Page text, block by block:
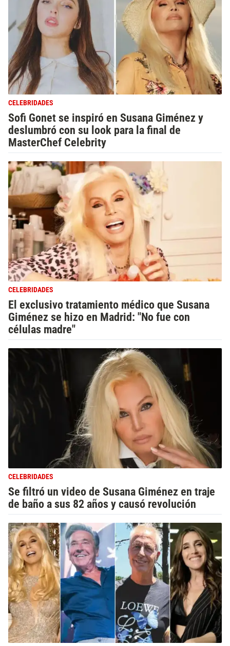
CELEBRIDADES
Sofi Gonet se inspiró en Susana Giménez y
deslumbró con su look para la final de
MasterChef Celebrity
CELEBRIDADES
El exclusivo tratamiento médico que Susana
Giménez se hizo en Madrid: "No fue con
células madre"
CELEBRIDADES
Se filtró un video de Susana Giménez en traje
de baño a sus 82 años y causó revolución